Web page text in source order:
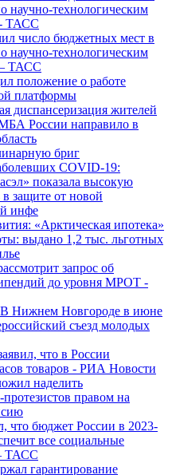
научно-технологическим
- ТАСС
число бюджетных мест в
научно-технологическим
– ТАСС
положение о работе
платформы
жителей
России направило в
бриг
COVID-19:
показала высокую
защите от новой
инфе
«Арктическая ипотека»
выдано 1,2 тыс. льготных
запрос об
до уровня МРОТ -
Нижнем Новгороде в июне
съезд молодых
что в России
товаров - РИА Новости
наделить
правом на
что бюджет России в 2023-
все социальные
ТАСС
гарантирование